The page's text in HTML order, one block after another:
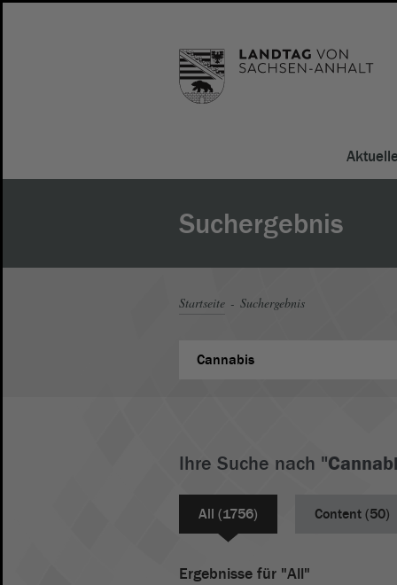
Suchergebnis
Startseite Suchergebnis
Ihre Suche nach "
All (1756) Content (50)
Ergebnisse für "All"